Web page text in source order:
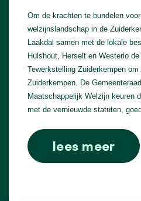
Om de krachten te bundelen
welzijnslandschap in de
Laakdal samen met de lokale
Hulshout, Herselt en Westerlo
Tewerkstelling Zuiderkempen
Zuiderkempen. De
Maatschappelijk Welzijn keuren
met de vernieuwde statuten, goed.
lees meer